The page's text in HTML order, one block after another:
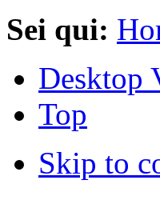
Sei qui:
Desktop
Top
Skip to